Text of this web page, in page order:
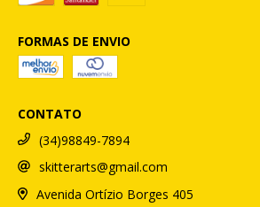
FORMAS DE ENVIO
CONTATO
(34)98849-7894
skitterarts@gmail.com
Avenida Ortízio Borges 405